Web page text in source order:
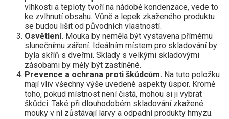
vlhkosti a teploty tvoří na nádobě kondenzace, vede to
ke zvlhnutí obsahu. Vůně a lepek zkaženého produktu
se budou lišit od původních vlastností.
Osvětlení. Mouka by neměla být vystavena přímému
slunečnímu záření. Ideálním místem pro skladování by
byla skříň s dveřmi. Sklady s velkými skladovými
zásobami by měly být zastíněné.
Prevence a ochrana proti škůdcům. Na tuto položku
mají vliv všechny výše uvedené aspekty úspor. Kromě
toho, pokud místnost není čistá, mohou si ji vybrat
škůdci. Také při dlouhodobém skladování zkažené
mouky v ní zůstávají larvy a odpadní produkty hmyzu.